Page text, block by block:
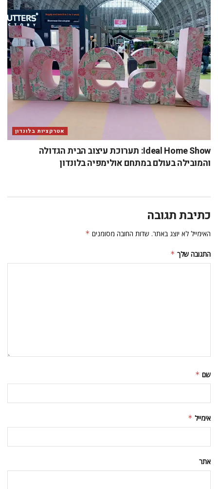
אטרקציות בלונדון
Ideal Home Show: תערוכת עיצוב הבית הגדולה
והמובילה בעולם במתחם אולימפיה בלונדון
כתיבת תגובה
האימייל לא יוצג באתר. שדות החובה מסומנים *
התגובה שלך *
שם *
אימייל *
אתר